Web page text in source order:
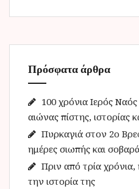
ζ
τ
σ
η
γ
ι
α
:
Πρόσφατα άρθρα
100 χρόνια Ιερός
αιώνας πίστης, ιστορίας
Πυρκαγιά στον 2ο
ημέρες σιωπής και
Πριν από τρία
την ιστορία της